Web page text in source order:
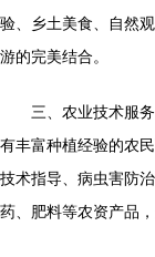
验、乡土美食、自然
游的完美结合。
三、农业技术服务
有丰富种植经验的农
技术指导、病虫害防
药、肥料等农资产品